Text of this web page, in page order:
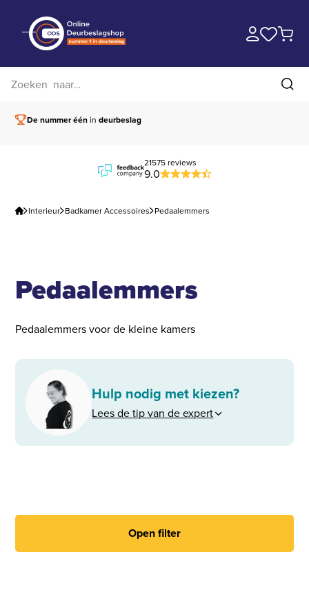
De nummer éénindeurbeslag
21575 reviews
9.0
Interieur Badkamer Accessoires Pedaalemmers
Pedaalemmers
Pedaalemmers voor de kleine kamers
Hulp nodig met kiezen?
Lees de tip van de expert
Open filter